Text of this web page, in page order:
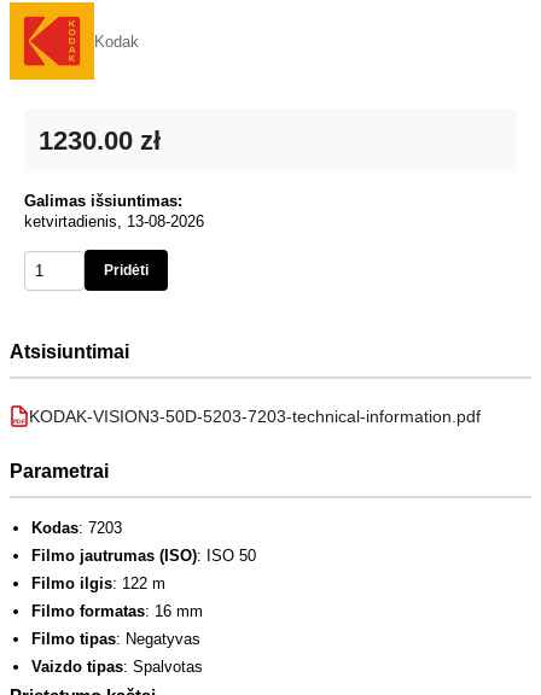
Kodak
1230.00 zł
Galimas išsiuntimas:
ketvirtadienis, 13-08-2026
Pridėti
Atsisiuntimai
PDF KODAK-VISION3-50D-5203-7203-technical-information.pdf
Parametrai
Kodas: 7203
Filmo jautrumas (ISO): ISO 50
Filmo ilgis: 122 m
Filmo formatas: 16 mm
Filmo tipas: Negatyvas
Vaizdo tipas: Spalvotas